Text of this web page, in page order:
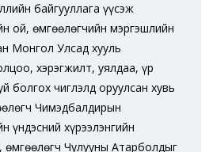
байгууллага үүсэж
ой, өмгөөлөгчийн мэргэшлийн
Монгол Улсад хууль
хэрэгжилт, уялдаа, үр
болгох чиглэлд оруулсан хувь
Чимэдбалдирын
үндэсний хүрээлэнгийн
өмгөөлөгч Чулууны Атарболдыг